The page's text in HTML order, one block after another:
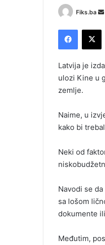
Fiks.ba
X
Latvija je
ulozi Kine u
zemlje.
Naime, u
kako bi
Neki od
Navodi se
sa lošom
dokumente
Međutim,